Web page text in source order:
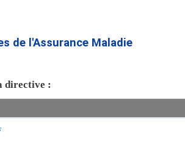
contenu
de l'Assurance Maladie
directive :